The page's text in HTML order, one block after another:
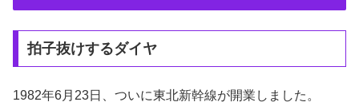
拍子抜けするダイヤ
1982年6月23日、ついに東北新幹線が開業しました。